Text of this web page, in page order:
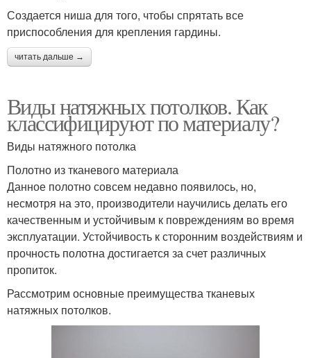
Создается ниша для того, чтобы спрятать все
приспособления для крепления гардины.
читать дальше →
Виды натяжных потолков. Как
классифицируют по материалу?
Виды натяжного потолка
Полотно из тканевого материала
Данное полотно совсем недавно появилось, но,
несмотря на это, производители научились делать его
качественным и устойчивым к повреждениям во время
эксплуатации. Устойчивость к сторонним воздействиям и
прочность полотна достигается за счет различных
пропиток.
Рассмотрим основные преимущества тканевых
натяжных потолков.